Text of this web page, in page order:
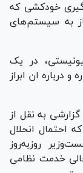
خودکشی که
به سیستم‌های
در یک
درباره ان ابراز
به نقل از
احتمال انحلال
روزبه‌روز
خدمت نظامی